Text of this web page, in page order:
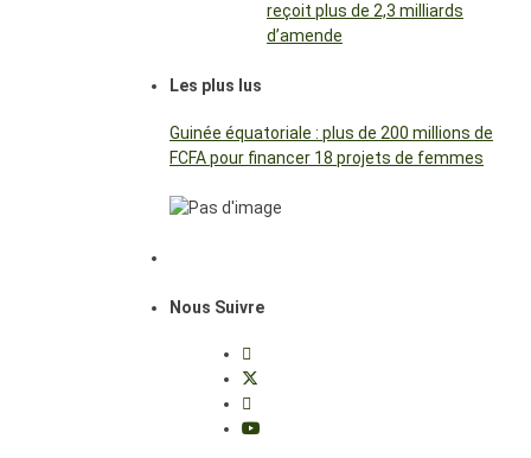
reçoit plus de 2,3 milliards
d’amende
Les plus lus
Guinée équatoriale : plus de 200 millions de
FCFA pour financer 18 projets de femmes
Nous Suivre